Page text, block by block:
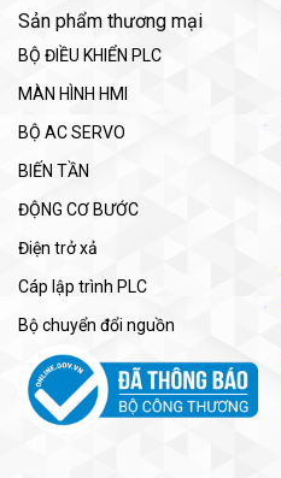
Sản phẩm thương mại
BỘ ĐIỀU KHIỂN PLC
MÀN HÌNH HMI
BỘ AC SERVO
BIẾN TẦN
ĐỘNG CƠ BƯỚC
Điện trở xả
Cáp lập trình PLC
Bộ chuyển đổi nguồn